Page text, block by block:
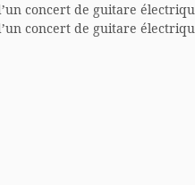
concert de guitare
concert de guitare